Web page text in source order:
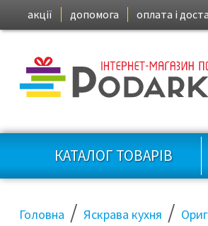
акції допомога оплата і
КАТАЛОГ ТОВАРІВ
Головна / Яскрава кухня /